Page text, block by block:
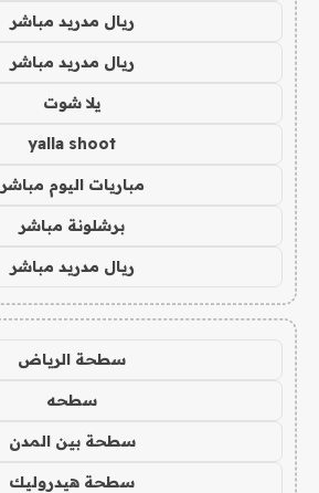
ريال مدريد مباشر
ريال مدريد مباشر
يلا شوت
yalla shoot
مباريات اليوم مباشر
برشلونة مباشر
ريال مدريد مباشر
سطحة الرياض
سطحه
سطحة بين المدن
سطحة هيدروليك